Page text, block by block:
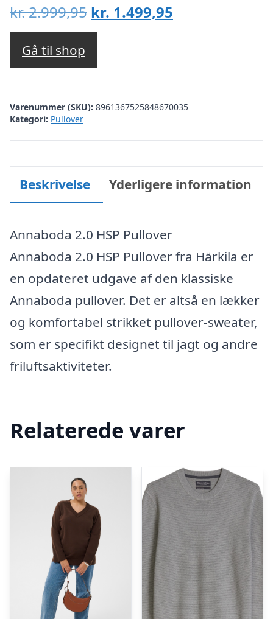
kr.2.999,95 Den
oprindelige
var:
kr. 2.999,95.
kr. 1.499,95
kr. 1.499,95.
Gå til shop
Varenummer (SKU): 8961367525848670035
Kategori: Pullover
Beskrivelse Yderligere information
Annaboda 2.0 HSP Pullover
Annaboda 2.0 HSP Pullover fra Härkila er
en opdateret udgave af den klassiske
Annaboda pullover. Det er altså en lækker
og komfortabel strikket pullover-sweater,
som er specifikt designet til jagt og andre
friluftsaktiviteter.
Relaterede varer